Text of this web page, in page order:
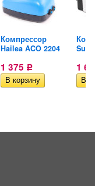
Компрессор
Hailea ACO 2204
1 375 Р 1